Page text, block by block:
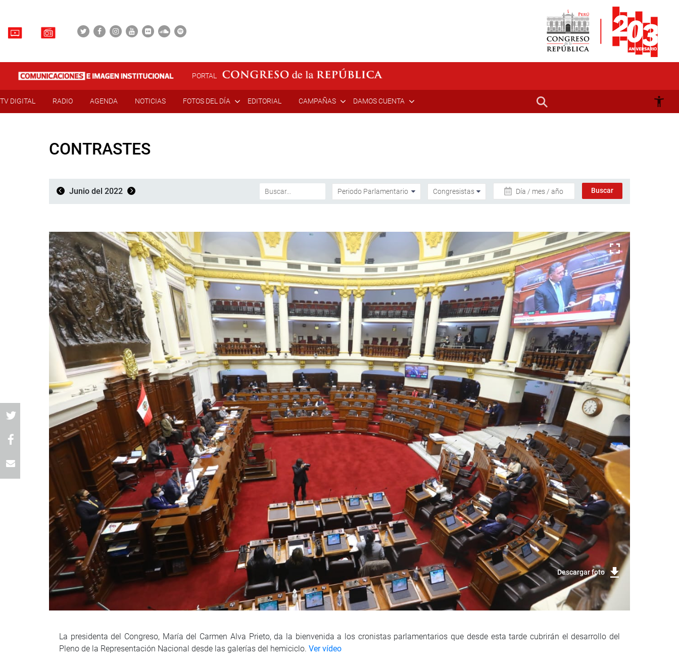
PORTAL
TV DIGITAL RADIO AGENDA NOTICIAS FOTOS DEL DÍA EDITORIAL CAMPAÑAS DAMOS CUENTA
CONTRASTES
Junio del 2022 Día / mes / año
Descargar foto
La presidenta del Congreso, María del Carmen Alva Prieto, da la bienvenida a los cronistas parlamentarios que desde esta tarde cubrirán el desarrollo del
Pleno de la Representación Nacional desde las galerías del hemiciclo. Ver vídeo